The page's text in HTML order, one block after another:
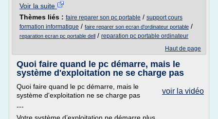
Voir la suite
Thèmes liés : faire reparer son pc portable / support cours
formation informatique / faire reparer son ecran d'ordinateur portable /
reparation ecran pc portable dell / reparation pc portable ordinateur
Haut de page
Quoi faire quand le pc démarre, mais le
système d'exploitation ne se charge pas
voir la vidéo
Quoi faire quand le pc démarre, mais le
système d'exploitation ne se charge pas
---